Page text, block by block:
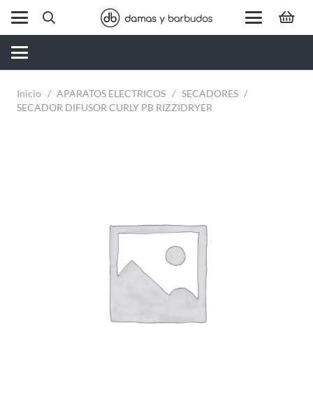
Inicio / APARATOS ELECTRICOS / SECADORES /
SECADOR DIFUSOR CURLY PB RIZZIDRYER